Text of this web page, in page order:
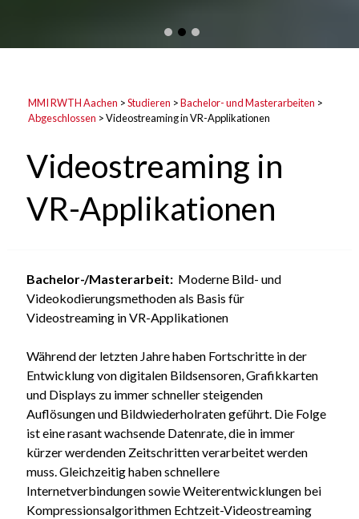
MMI RWTH Aachen >Studieren >Bachelor- und Masterarbeiten >
Abgeschlossen >Videostreaming in VR-Applikationen
Videostreaming in
VR-Applikationen
Bachelor-/Masterarbeit:Moderne Bild- und
Videokodierungsmethoden als Basis für
Videostreaming in VR-Applikationen
Während der letzten Jahre haben Fortschritte in der
Entwicklung von digitalen Bildsensoren, Grafikkarten
und Displays zu immer schneller steigenden
Auflösungen und Bildwiederholraten geführt. Die Folge
ist eine rasant wachsende Datenrate, die in immer
kürzer werdenden Zeitschritten verarbeitet werden
muss. Gleichzeitig haben schnellere
Internetverbindungen sowie Weiterentwicklungen bei
Kompressionsalgorithmen Echtzeit-Videostreaming